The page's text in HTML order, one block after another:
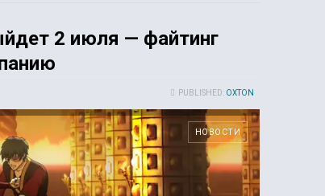
2 июля — файтинг
PUBLISHED: OXTON
НОВОСТИ